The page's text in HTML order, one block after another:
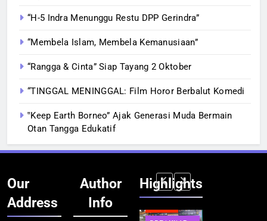
“H-5 Indra Menunggu Restu DPP Gerindra”
“Membela Islam, Membela Kemanusiaan”
“Rangga & Cinta” Siap Tayang 2 Oktober
“TINGGAL MENINGGAL: Film Horor Berbalut Komedi
‟Keep Earth Borneo” Ajak Generasi Muda Bermain
Otan Tangga Edukatif
Our
Address
Author
Info
Highlights
BERITA
INFRASTRUKTUR